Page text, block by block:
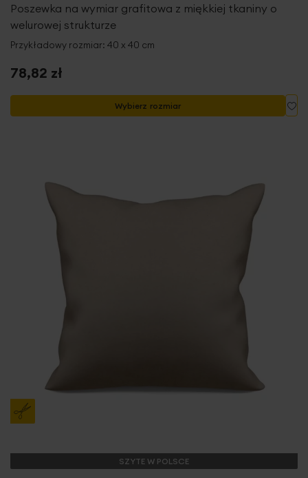
Poszewka na wymiar grafitowa z miękkiej tkaniny o
welurowej strukturze
Przykładowy rozmiar: 40 x 40 cm
78,82 zł
Wybierz rozmiar
SZYTE W POLSCE